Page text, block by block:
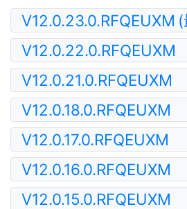
V12.0.23.0.RFQEUXM
V12.0.22.0.RFQEUXM
V12.0.21.0.RFQEUXM
V12.0.18.0.RFQEUXM
V12.0.17.0.RFQEUXM
V12.0.16.0.RFQEUXM
V12.0.15.0.RFQEUXM